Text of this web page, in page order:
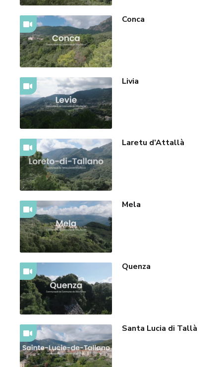
Conca
Livia
Laretu d’Attallà
Mela
Quenza
Santa Lucia di Tallà